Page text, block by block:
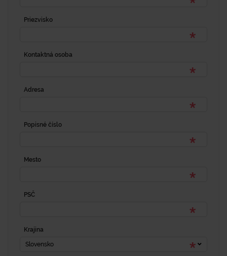
Priezvisko
Kontaktná osoba
Adresa
Popisné číslo
Mesto
PSČ
Krajina
Slovensko